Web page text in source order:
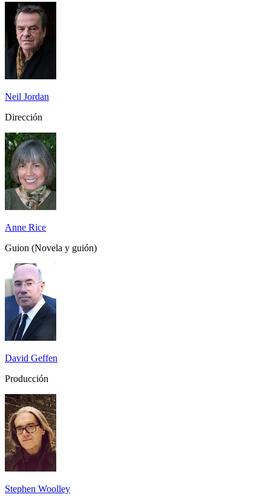
Neil Jordan
Dirección
Anne Rice
Guion (Novela y guión)
David Geffen
Producción
Stephen Woolley